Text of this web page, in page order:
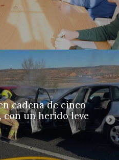
cadena de cinco
con un herido leve